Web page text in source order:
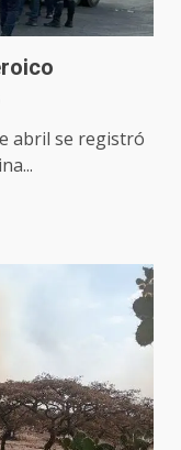
abril se registró